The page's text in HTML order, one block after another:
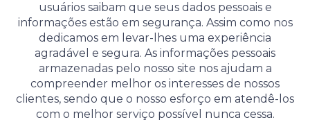
usuários saibam que seus dados pessoais e
informações estão em segurança. Assim como nos
dedicamos em levar-lhes uma experiência
agradável e segura. As informações pessoais
armazenadas pelo nosso site nos ajudam a
compreender melhor os interesses de nossos
clientes, sendo que o nosso esforço em atendê-los
com o melhor serviço possível nunca cessa.